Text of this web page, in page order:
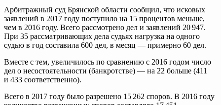
Арбитражный суд Брянской области сообщил, что исковых
заявлений в 2017 году поступило на 15 процентов меньше,
чем в 2016 году. Всего рассмотрено дел и заявлений 20 947.
При 35 рассматривающих дела судьях нагрузка на одного
судью в год составила 600 дел, в месяц — примерно 60 дел.
Вместе с тем, увеличилось по сравнению с 2016 годом число
дел о несостоятельности (банкротстве) — на 22 больше (411
и 433 соответственно).
Всего в 2017 году было разрешено 15 262 споров. В 2016 году